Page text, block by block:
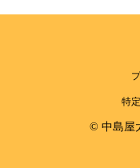
特
© 中島屋